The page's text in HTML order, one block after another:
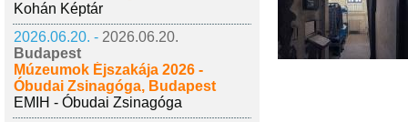
Kohán Képtár
2026.06.20. - 2026.06.20.
Budapest
Múzeumok Éjszakája 2026 -
Óbudai Zsinagóga, Budapest
EMIH - Óbudai Zsinagóga